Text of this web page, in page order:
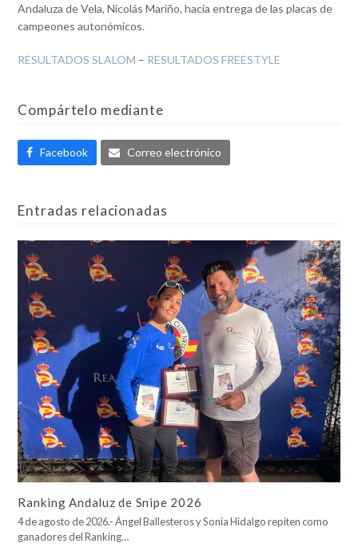
Andaluza de Vela, Nicolás Mariño, hacía entrega de las placas de
campeones autonómicos.
RESULTADOS SLALOM – RESULTADOS FREESTYLE
Compártelo mediante
Facebook Correo electrónico
Entradas relacionadas
Ranking Andaluz de Snipe 2026
4 de agosto de 2026.- Ángel Ballesteros y Sonia Hidalgo repiten como
ganadores del Ranking…